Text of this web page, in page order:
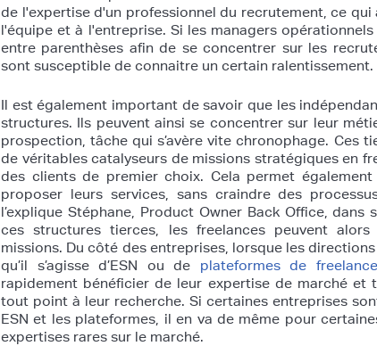
de l'expertise d'un professionnel du recrutement, ce
l'équipe et à l'entreprise. Si les managers
entre parenthèses afin de se concentrer sur les
sont susceptible de connaitre un certain ralentissement.
Il est également important de savoir que les
structures. Ils peuvent ainsi se concentrer sur leur
prospection, tâche qui s’avère vite chronophage. Ces
de véritables catalyseurs de missions stratégiques en
des clients de premier choix. Cela permet
proposer leurs services, sans craindre des
l’explique Stéphane, Product Owner Back Office, dans
ces structures tierces, les freelances peuvent
missions. Du côté des entreprises, lorsque les
qu’il s’agisse d’ESN ou de plateformes de
rapidement bénéficier de leur expertise de marché
tout point à leur recherche. Si certaines entreprises
ESN et les plateformes, il en va de même pour
expertises rares sur le marché.